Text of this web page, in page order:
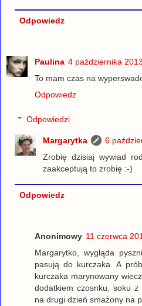
Odpowiedz
Paulina 4 października
To mam czas na
Odpowiedz
Odpowiedzi
Margarytka
6
Zrobię dzisiaj wywiad
zaakceptują to zrobię :-)
Odpowiedz
Anonimowy 11 czerwca
Margarytko, wygląda
pasują do kurczaka. A
kurczaka marynowany
dodatkiem czosnku, soku z
na drugi dzień smażony na